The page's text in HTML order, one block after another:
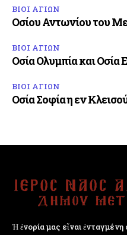
ΒΙΟΙ ΑΓΙΩΝ
Οσίου Αντωνίου του
ΒΙΟΙ ΑΓΙΩΝ
Οσία Ολυμπία και
ΒΙΟΙ ΑΓΙΩΝ
Οσία Σοφία η εν
Ἡ ἐνορία μας εἶναι